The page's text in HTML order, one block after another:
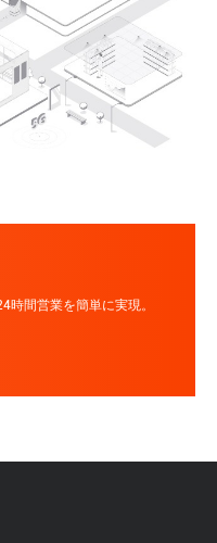
時間営業を簡単に実現。